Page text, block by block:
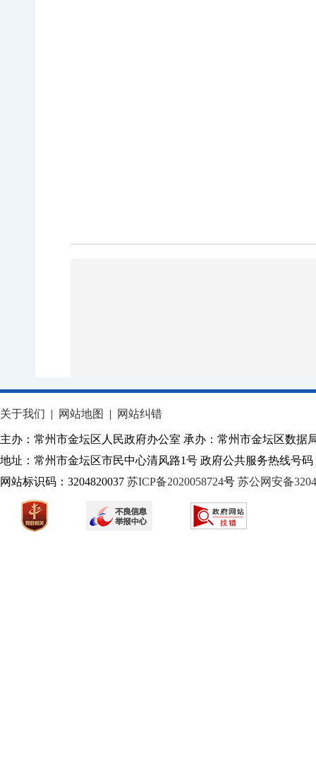
关于我们 | 网站地图 | 网站纠错
主办：常州市金坛区人民政府办公室 承办：常州市金坛区数据
地址：常州市金坛区市民中心清风路1号 政府公共服务热线号码
网站标识码：3204820037 苏ICP备2020058724号 苏公网安备